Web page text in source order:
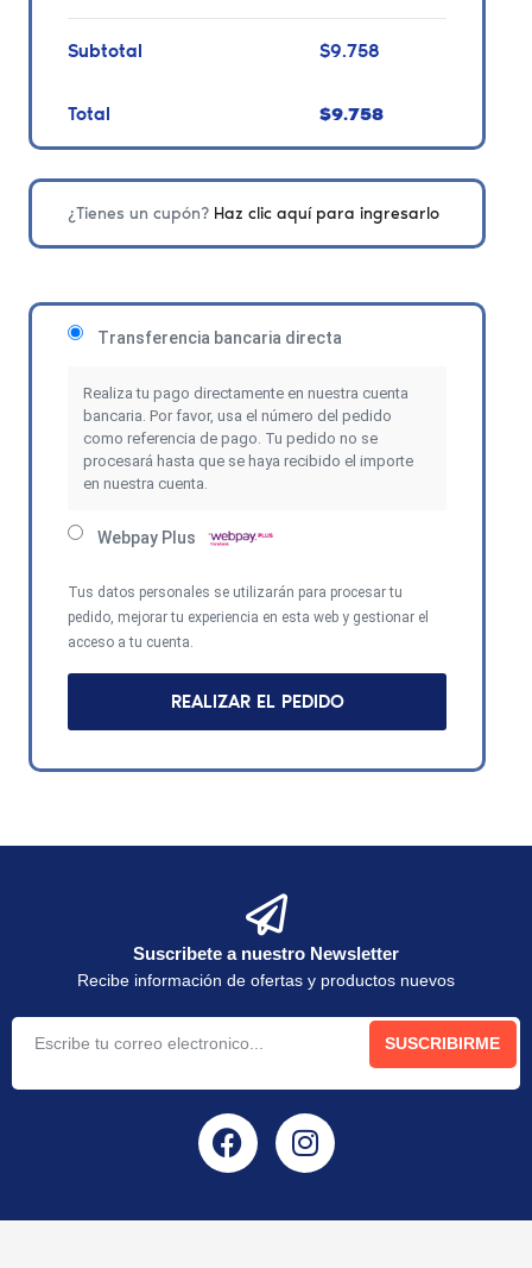
Subtotal $9.758
Total $9.758
¿Tienes un cupón? Haz clic aquí para ingresarlo
Transferencia bancaria directa
Realiza tu pago directamente en nuestra cuenta
bancaria. Por favor, usa el número del pedido
como referencia de pago. Tu pedido no se
procesará hasta que se haya recibido el importe
en nuestra cuenta.
Webpay Plus
Tus datos personales se utilizarán para procesar tu
pedido, mejorar tu experiencia en esta web y gestionar el
acceso a tu cuenta.
REALIZAR EL PEDIDO
Suscribete a nuestro Newsletter
Recibe información de ofertas y productos nuevos
SUSCRIBIRME